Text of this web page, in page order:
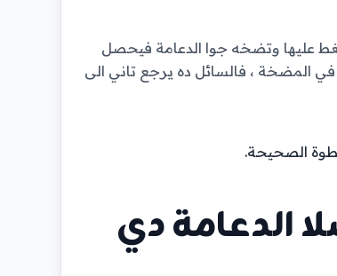
عليها وتضخه جوا الدعامة فيحصل
المضخة ، فالسائل ده يرجع تاني الى
الصحيحة.
الدعامة دي